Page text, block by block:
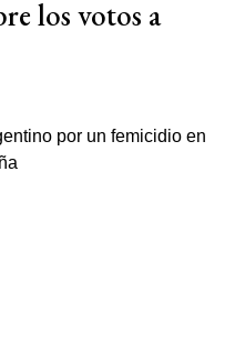
los votos a